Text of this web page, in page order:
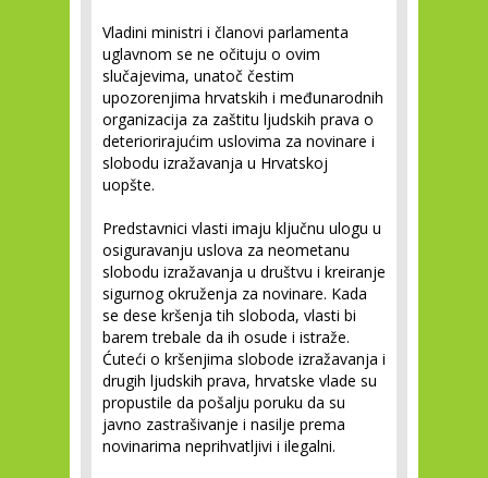
Vladini ministri i članovi parlamenta
uglavnom se ne očituju o ovim
slučajevima, unatoč čestim
upozorenjima hrvatskih i međunarodnih
organizacija za zaštitu ljudskih prava o
deteriorirajućim uslovima za novinare i
slobodu izražavanja u Hrvatskoj
uopšte.
Predstavnici vlasti imaju ključnu ulogu u
osiguravanju uslova za neometanu
slobodu izražavanja u društvu i kreiranje
sigurnog okruženja za novinare. Kada
se dese kršenja tih sloboda, vlasti bi
barem trebale da ih osude i istraže.
Ćuteći o kršenjima slobode izražavanja i
drugih ljudskih prava, hrvatske vlade su
propustile da pošalju poruku da su
javno zastrašivanje i nasilje prema
novinarima neprihvatljivi i ilegalni.